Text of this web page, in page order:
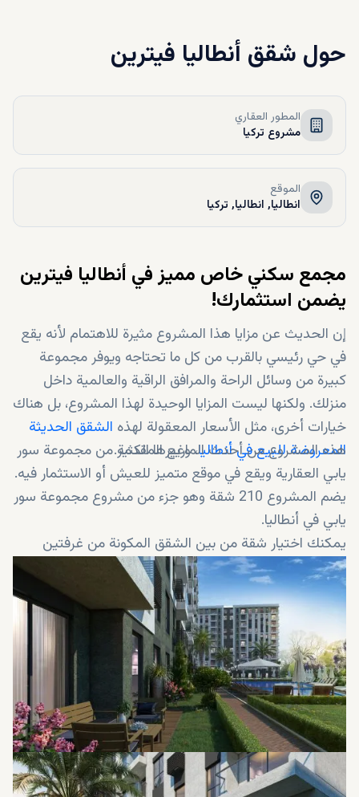
حول شقق أنطاليا فيترين
المطور العقاري
مشروع تركيا
الموقع
انطاليا, انطاليا, تركيا
مجمع سكني خاص مميز في أنطاليا فيترين
يضمن استثمارك!
إن الحديث عن مزايا هذا المشروع مثيرة للاهتمام لأنه يقع
في حي رئيسي بالقرب من كل ما تحتاجه ويوفر مجموعة
كبيرة من وسائل الراحة والمرافق الراقية والعالمية داخل
منزلك. ولكنها ليست المزايا الوحيدة لهذا المشروع، بل هناك
خيارات أخرى، مثل الأسعار المعقولة لهذه الشقق الحديثة
المعروضة للبيع في أنطاليا، وغيرها الكثير.
هذه المشروع من أحدث الماريع المقدمة من مجموعة سور
يابي العقارية ويقع في موقع متميز للعيش أو الاستثمار فيه.
يضم المشروع 210 شقة وهو جزء من مشروع مجموعة سور
يابي في أنطاليا.
يمكنك اختيار شقة من بين الشقق المكونة من غرفتين
وثلاث غرف نوم.
جميع هذه الشقق قيد الإنشاء حالياً، وموعد التسليم المعلن
هو 2024.
يمكنك شراء منزل أحلامك من بين شقق هذا المشروع بدفع
50٪ دفعة أولى والباقي على أقساط سهلة لمدة 24 شهر.